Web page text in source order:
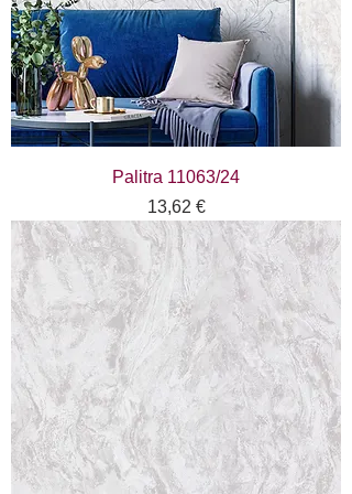
Palitra 11063/24
Цена
13,62 €